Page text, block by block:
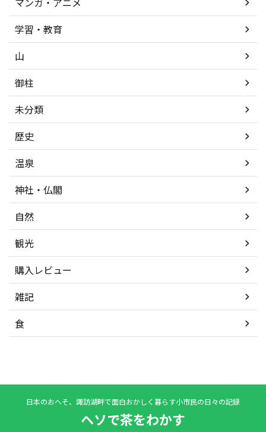
学習・教育
山
御柱
未分類
歴史
温泉
神社・仏閣
自然
観光
購入レビュー
雑記
食
日本のおへそ、諏訪湖畔で面白おかしく暮らす小市民の日々の記録
ヘソで茶をわかす